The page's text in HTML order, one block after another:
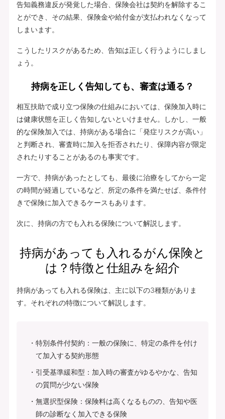
告知義務違反が発覚した場合、保険会社は契約を解除するこ
とができ、その結果、保険金や給付金が支払われなくなって
しまいます。
こうしたリスクがあるため、告知は正しく行うようにしまし
ょう。
持病を正しく告知しても、審査は通る？
相互扶助で成り立つ保険の仕組みにおいては、保険加入時に
は健康状態を正しく告知しないといけません。しかし、一般
的な保険加入では、持病がある場合に「発症リスクが高い」
と判断され、審査時に加入を拒否されたり、保障内容が限定
されたりすることがあるのも事実です。
一方で、持病があったとしても、最後に治療をしてから一定
の時間が経過しているなど、所定の条件を満たせば、条件付
きで保険に加入できるケースもあります。
次に、持病の方でも入れる保険について解説します。
持病があっても入れるがん保険と
は？特徴と仕組みを紹介
持病があっても入れる保険は、主に以下の3種類がありま
す。それぞれの特徴について解説します。
特別条件付契約：一般の保険に、特定の条件を付け
て加入する契約形態
引受基準緩和型：加入時の審査がゆるやかな、告知
の質問が少ない保険
無選択型保険：保険料は高くなるものの、告知や医
師の診断なく加入できる保険